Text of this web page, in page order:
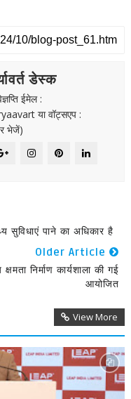
डेस्क
ईमेल :
या वॉट्सएप :
भेजें)
पाने का अधिकार है
Older Article
निर्माण कार्यशाला की गई
आयोजित
View More